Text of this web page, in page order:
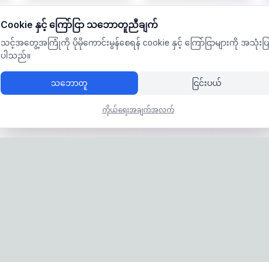
Cookie နှင့် ကြော်ငြာ သဘောတူညီချက်
သင့်အတွေ့အကြုံကို ပိုမိုကောင်းမွန်စေရန် cookie နှင့် ကြော်ငြာများကို အသုံးပ
ပါသည်။
သဘောတူ ငြင်းပယ်
ကိုယ်ရေးအချက်အလက်